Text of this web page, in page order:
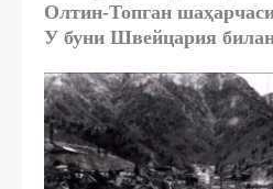
Олтин-Топган
У буни Швейцария